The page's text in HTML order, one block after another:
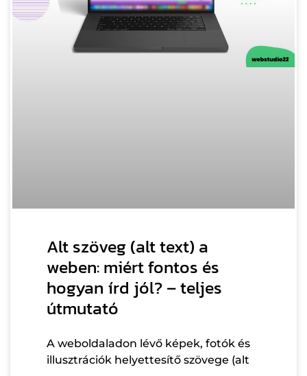
Alt szöveg (alt text) a
weben: miért fontos és
hogyan írd jól? – teljes
útmutató
A weboldaladon lévő képek, fotók és
illusztrációk helyettesítő szövege (alt